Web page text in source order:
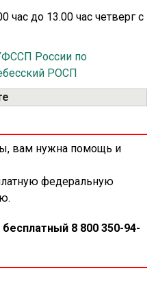
час до 13.00 час четверг с
России по
РОСП
вам нужна помощь и
федеральную
8 800 350-94-